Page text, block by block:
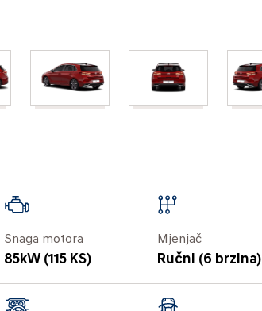
Snaga motora
85kW (115 KS)
Mjenjač
Ručni (6 brzina)